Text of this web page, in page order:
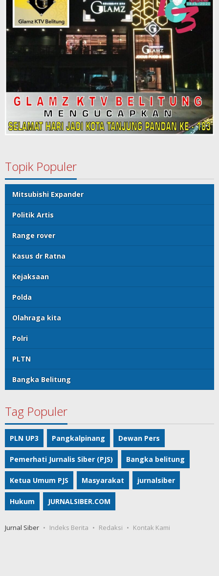
Topik Populer
Mitsubishi Expander
Politik Artis
Range rover
Kasus dr Ratna
Kejaksaan
Polda
Olahraga kita
Polri
PLTN
Bangka Belitung
Tag Populer
PLN UP3 Pangkalpinang Dewan Pers
Pemerhati Jurnalis Siber (PJS) Bangka belitung
Ketua Umum PJS Masyarakat jurnalsiber
Hukum JURNALSIBER.COM
Jurnal Siber Indeks Berita Redaksi Kontak Kami